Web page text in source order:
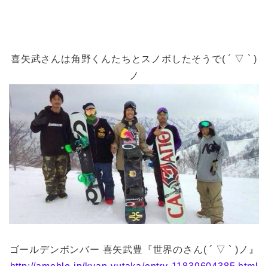
喜矢武さんは角野くんたちとスノボしたそうで( ´ ▽ ` )
ノ
ゴールデンボンバー 喜矢武豊『世界のさん( ´ ▽ ` )ノ』